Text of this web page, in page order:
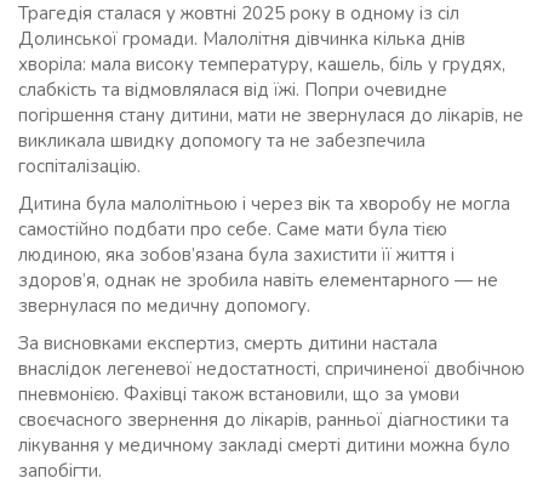
Трагедія сталася у жовтні 2025 року в одному із сіл
Долинської громади. Малолітня дівчинка кілька днів
хворіла: мала високу температуру, кашель, біль у грудях,
слабкість та відмовлялася від їжі. Попри очевидне
погіршення стану дитини, мати не звернулася до лікарів, не
викликала швидку допомогу та не забезпечила
госпіталізацію.
Дитина була малолітньою і через вік та хворобу не могла
самостійно подбати про себе. Саме мати була тією
людиною, яка зобов’язана була захистити її життя і
здоров’я, однак не зробила навіть елементарного — не
звернулася по медичну допомогу.
За висновками експертиз, смерть дитини настала
внаслідок легеневої недостатності, спричиненої двобічною
пневмонією. Фахівці також встановили, що за умови
своєчасного звернення до лікарів, ранньої діагностики та
лікування у медичному закладі смерті дитини можна було
запобігти.